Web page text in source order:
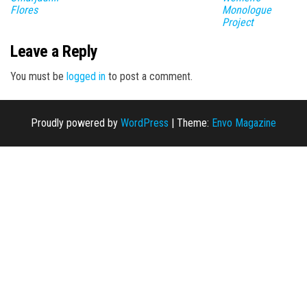
Flores
Monologue
Project
Leave a Reply
You must be logged in to post a comment.
Proudly powered by WordPress | Theme: Envo Magazine